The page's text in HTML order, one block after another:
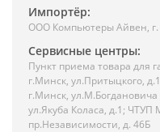
Импортёр:
ООО Компьютеры Айвен, г.
Сервисные центры:
Пункт приема товара для
г.Минск, ул.Притыцкого,
г.Минск,
ул.Якуба Коласа, д.1;
пр.Независимости, д. 46Б